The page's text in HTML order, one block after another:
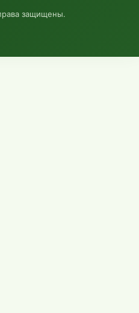
защищены.